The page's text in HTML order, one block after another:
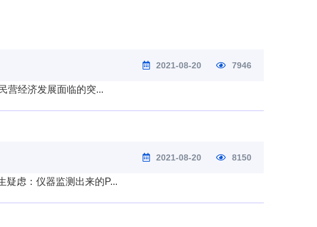
2021-08-20 7946
营经济发展面临的突...
2021-08-20 8150
疑虑：仪器监测出来的P...